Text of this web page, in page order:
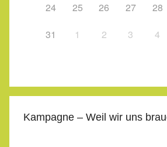
24
25 26 27 28
31
1 2 3 4
Kampagne – Weil wir uns